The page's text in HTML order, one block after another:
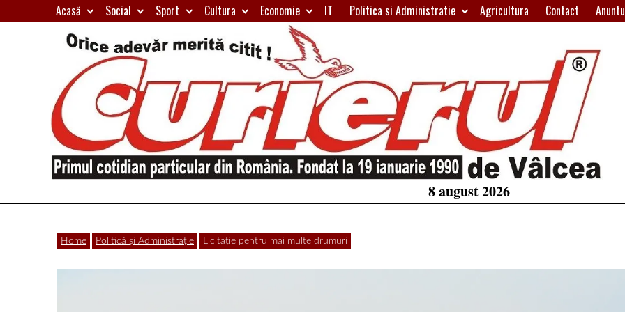
to
Acasă Social Sport Cultura Economie IT Politica si Administratie Agricultura Contact
Curierul
de
Primul
particular
din
8 august 2026
Home Politică și Administrație Licitație pentru mai multe drumuri